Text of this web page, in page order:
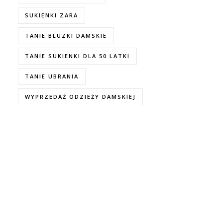
SUKIENKI ZARA
TANIE BLUZKI DAMSKIE
TANIE SUKIENKI DLA 50 LATKI
TANIE UBRANIA
WYPRZEDAŻ ODZIEŻY DAMSKIEJ